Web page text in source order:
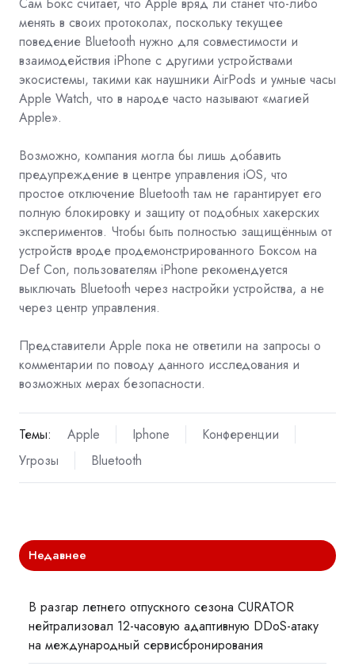
Сам Бокс считает, что Apple вряд ли станет что-либо
менять в своих протоколах, поскольку текущее
поведение Bluetooth нужно для совместимости и
взаимодействия iPhone с другими устройствами
экосистемы, такими как наушники AirPods и умные часы
Apple Watch, что в народе часто называют «магией
Apple».
Возможно, компания могла бы лишь добавить
предупреждение в центре управления iOS, что
простое отключение Bluetooth там не гарантирует его
полную блокировку и защиту от подобных хакерских
экспериментов. Чтобы быть полностью защищённым от
устройств вроде продемонстрированного Боксом на
Def Con, пользователям iPhone рекомендуется
выключать Bluetooth через настройки устройства, а не
через центр управления.
Представители Apple пока не ответили на запросы о
комментарии по поводу данного исследования и
возможных мерах безопасности.
Темы: Apple Iphone
Конференции
Угрозы
Bluetooth
Недавнее
В разгар летнего отпускного сезона CURATOR
нейтрализовал 12-часовую адаптивную DDoS-атаку
на международный сервисбронирования